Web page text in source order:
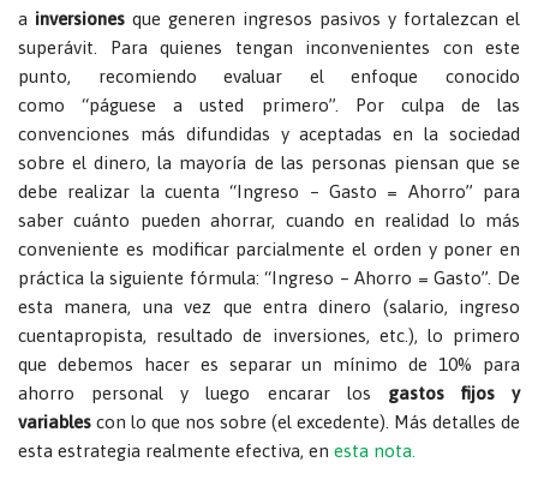
a inversiones que generen ingresos pasivos y fortalezcan el
superávit. Para quienes tengan inconvenientes con este
punto, recomiendo evaluar el enfoque conocido
como
“páguese a usted primero”. Por culpa de las
convenciones más difundidas y aceptadas en la sociedad
sobre el dinero, la mayoría de las personas piensan que se
debe realizar la cuenta “Ingreso – Gasto = Ahorro” para
saber cuánto pueden ahorrar, cuando en realidad lo más
conveniente es modificar parcialmente el orden y poner en
práctica la siguiente fórmula: “Ingreso – Ahorro = Gasto”. De
esta manera, una vez que entra dinero (salario, ingreso
cuentapropista, resultado de inversiones, etc.), lo primero
que debemos hacer es separar un mínimo de 10% para
ahorro personal y luego encarar los
gastos fijos y
variables con lo que nos sobre (el excedente). Más detalles de
esta estrategia realmente efectiva, en esta nota.